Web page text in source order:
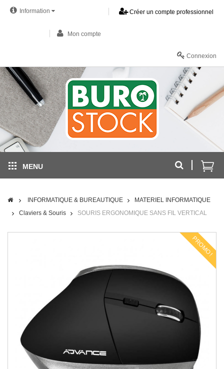
Information Créer un compte professionnel
Mon compte
Connexion
MENU
INFORMATIQUE & BUREAUTIQUE
MATERIEL INFORMATIQUE
Claviers & Souris
SOURIS ERGONOMIQUE SANS FIL VERTICAL
PROMO !